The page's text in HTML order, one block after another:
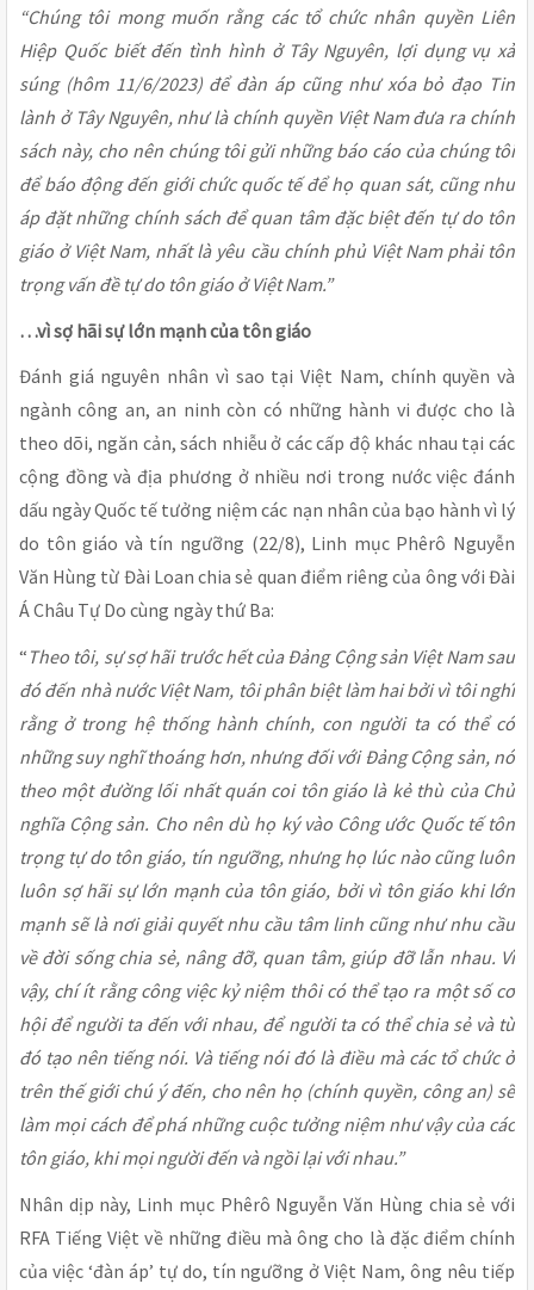
“Chúng tôi mong muốn rằng các tổ chức nhân quyền Liên
Hiệp Quốc biết đến tình hình ở Tây Nguyên, lợi dụng vụ xả
súng (hôm 11/6/2023) để đàn áp cũng như xóa bỏ đạo Tin
lành ở Tây Nguyên, như là chính quyền Việt Nam đưa ra chính
sách này, cho nên chúng tôi gửi những báo cáo của chúng tôi
để báo động đến giới chức quốc tế để họ quan sát, cũng như
áp đặt những chính sách để quan tâm đặc biệt đến tự do tôn
giáo ở Việt Nam, nhất là yêu cầu chính phủ Việt Nam phải tôn
trọng vấn đề tự do tôn giáo ở Việt Nam.”
…vì sợ hãi sự lớn mạnh của tôn giáo
Đánh giá nguyên nhân vì sao tại Việt Nam, chính quyền và
ngành công an, an ninh còn có những hành vi được cho là
theo dõi, ngăn cản, sách nhiễu ở các cấp độ khác nhau tại các
cộng đồng và địa phương ở nhiều nơi trong nước việc đánh
dấu ngày Quốc tế tưởng niệm các nạn nhân của bạo hành vì lý
do tôn giáo và tín ngưỡng (22/8), Linh mục Phêrô Nguyễn
Văn Hùng từ Đài Loan chia sẻ quan điểm riêng của ông với Đài
Á Châu Tự Do cùng ngày thứ Ba:
“ Theo tôi, sự sợ hãi trước hết của Đảng Cộng sản Việt Nam sau
đó đến nhà nước Việt Nam, tôi phân biệt làm hai bởi vì tôi nghĩ
rằng ở trong hệ thống hành chính, con người ta có thể có
những suy nghĩ thoáng hơn, nhưng đối với Đảng Cộng sản, nó
theo một đường lối nhất quán coi tôn giáo là kẻ thù của Chủ
nghĩa Cộng sản. Cho nên dù họ ký vào Công ước Quốc tế tôn
trọng tự do tôn giáo, tín ngưỡng, nhưng họ lúc nào cũng luôn
luôn sợ hãi sự lớn mạnh của tôn giáo, bởi vì tôn giáo khi lớn
mạnh sẽ là nơi giải quyết nhu cầu tâm linh cũng như nhu cầu
về đời sống chia sẻ, nâng đỡ, quan tâm, giúp đỡ lẫn nhau. Vì
vậy, chí ít rằng công việc kỷ niệm thôi có thể tạo ra một số cơ
hội để người ta đến với nhau, để người ta có thể chia sẻ và từ
đó tạo nên tiếng nói. Và tiếng nói đó là điều mà các tổ chức ở
trên thế giới chú ý đến, cho nên họ (chính quyền, công an) sẽ
làm mọi cách để phá những cuộc tưởng niệm như vậy của các
tôn giáo, khi mọi người đến và ngồi lại với nhau.”
Nhân dịp này, Linh mục Phêrô Nguyễn Văn Hùng chia sẻ với
RFA Tiếng Việt về những điều mà ông cho là đặc điểm chính
của việc ‘đàn áp’ tự do, tín ngưỡng ở Việt Nam, ông nêu tiếp